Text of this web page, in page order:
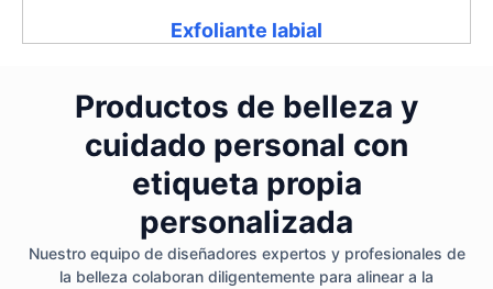
Exfoliante labial
Productos de belleza y
cuidado personal con
etiqueta propia
personalizada
Nuestro equipo de diseñadores expertos y profesionales de
la belleza colaboran diligentemente para alinear a la